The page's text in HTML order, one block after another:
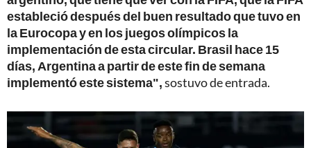
estableció después del buen resultado que tuvo en
la Eurocopa y en los juegos olímpicos la
implementación de esta circular. Brasil hace 15
días, Argentina a partir de este fin de semana
implementó este sistema",sostuvo de entrada.